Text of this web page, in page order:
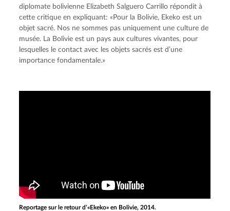
diplomate bolivienne Elizabeth Salguero Carrillo répondit à
cette critique en expliquant: «Pour la Bolivie, Ekeko est un
objet sacré. Nos ne sommes pas uniquement une culture de
musée. La Bolivie est un pays aux cultures vivantes, pour
lesquelles le contact avec les objets sacrés est d’une
importance fondamentale.»
Reportage sur le retour d’«Ekeko» en Bolivie, 2014.